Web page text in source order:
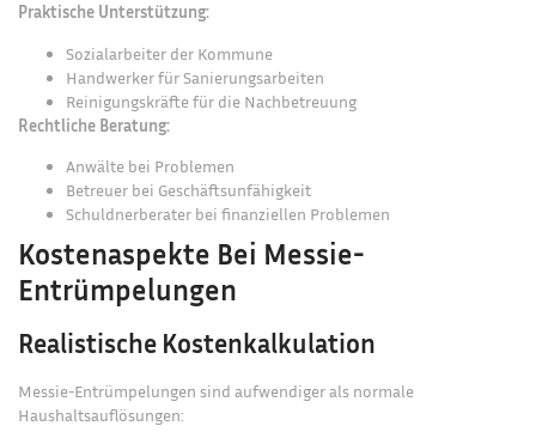
Praktische Unterstützung:
Sozialarbeiter der Kommune
Handwerker für Sanierungsarbeiten
Reinigungskräfte für die Nachbetreuung
Rechtliche Beratung:
Anwälte bei Problemen
Betreuer bei Geschäftsunfähigkeit
Schuldnerberater bei finanziellen Problemen
Kostenaspekte Bei Messie-
Entrümpelungen
Realistische Kostenkalkulation
Messie-Entrümpelungen sind aufwendiger als normale
Haushaltsauflösungen: